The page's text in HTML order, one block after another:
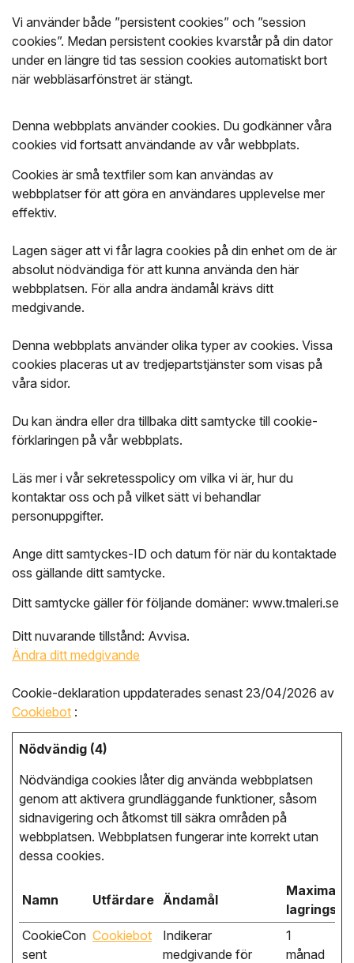
Vi använder både ”persistent cookies” och ”session
cookies”. Medan persistent cookies kvarstår på din dator
under en längre tid tas session cookies automatiskt bort
när webbläsarfönstret är stängt.
Denna webbplats använder cookies. Du godkänner våra
cookies vid fortsatt användande av vår webbplats.
Cookies är små textfiler som kan användas av
webbplatser för att göra en användares upplevelse mer
effektiv.
Lagen säger att vi får lagra cookies på din enhet om de är
absolut nödvändiga för att kunna använda den här
webbplatsen. För alla andra ändamål krävs ditt
medgivande.
Denna webbplats använder olika typer av cookies. Vissa
cookies placeras ut av tredjepartstjänster som visas på
våra sidor.
Du kan ändra eller dra tillbaka ditt samtycke till cookie-
förklaringen på vår webbplats.
Läs mer i vår sekretesspolicy om vilka vi är, hur du
kontaktar oss och på vilket sätt vi behandlar
personuppgifter.
Ange ditt samtyckes-ID och datum för när du kontaktade
oss gällande ditt samtycke.
Ditt samtycke gäller för följande domäner: www.tmaleri.se
Ditt nuvarande tillstånd: Avvisa.
Ändra ditt medgivande
Cookie-deklaration uppdaterades senast 23/04/2026 av
Cookiebot :
Nödvändig (4)
Nödvändiga cookies låter dig använda webbplatsen
genom att aktivera grundläggande funktioner, såsom
sidnavigering och åtkomst till säkra områden på
webbplatsen. Webbplatsen fungerar inte korrekt utan
dessa cookies.
Namn Utfärdare Ändamål
Maximal
lagringstid
CookieCon
sent
Cookiebot
Indikerar
medgivande för
1
månad